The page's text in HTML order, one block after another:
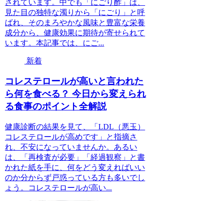
されています。中でも「にごり酢」は、
見た目の独特な濁りから「にごり」と呼
ばれ、そのまろやかな風味と豊富な栄養
成分から、健康効果に期待が寄せられて
います。本記事では、にご...
新着
コレステロールが高いと言われた
ら何を食べる？ 今日から変えられ
る食事のポイント全解説
健康診断の結果を見て、「LDL（悪玉）
コレステロールが高めです」と指摘さ
れ、不安になっていませんか。あるい
は、「再検査が必要」「経過観察」と書
かれた紙を手に、何をどう変えればいい
のか分からず戸惑っている方も多いでし
ょう。コレステロールが高い...